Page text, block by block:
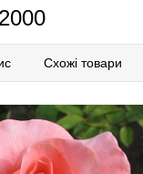
Схожі товари